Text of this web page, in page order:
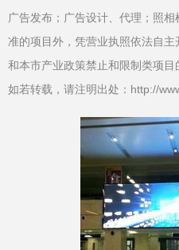
广告发布；广告设计、代理；照
准的项目外，凭营业执照依法自
和本市产业政策禁止和限制类项目
如若转载，请注明出处：http://